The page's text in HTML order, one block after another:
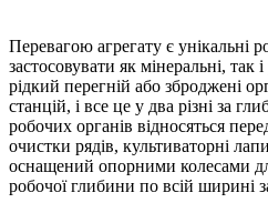
Перевагою агрегату є унікальні
застосовувати як мінеральні, так
рідкий перегній або зброджені
станцій, і все це у два різні за
робочих органів відносяться
очистки рядів, культиваторні
оснащений опорними колесами
робочої глибини по всій ширині